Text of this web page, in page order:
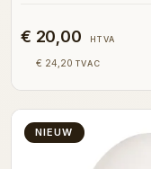
€ 20,00 HTVA
€ 24,20 TVAC
NIEUW